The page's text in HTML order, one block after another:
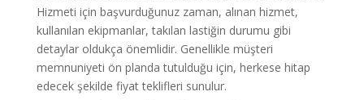
Hizmeti için başvurduğunuz zaman, alınan hizmet,
kullanılan ekipmanlar, takılan lastiğin durumu gibi
detaylar oldukça önemlidir. Genellikle müşteri
memnuniyeti ön planda tutulduğu için, herkese hitap
edecek şekilde fiyat teklifleri sunulur.